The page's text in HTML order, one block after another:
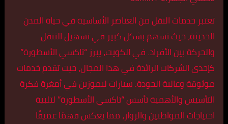
تعتبر خدمات النقل من العناصر الأساسية في حياة المدن
الحديثة، حيث تسهم بشكل كبير في تسهيل التنقل
والحركة بين الأفراد. في الكويت، يبرز “تاكسي الأسطورة”
كإحدى الشركات الرائدة في هذا المجال، حيث تقدم خدمات
موثوقة وعالية الجودة. سيارات ليموزين في أمغرة فكرة
التأسيس والأهمية تأسس “تاكسي الأسطورة” لتلبية
احتياجات المواطنين والزوار، مما يعكس فهمًا عميقًا